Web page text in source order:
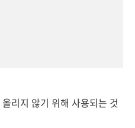
올리지 않기 위해 사용되는 것